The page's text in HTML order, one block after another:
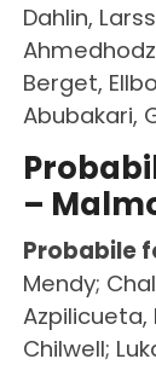
Dahlin,
Berget,
Abubakari,
–
Probabile
Mendy;
Azpilicueta,
Chilwell;